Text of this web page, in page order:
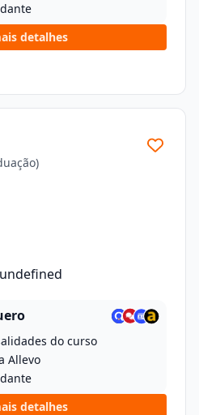
detalhes
do curso
Allevo
detalhes